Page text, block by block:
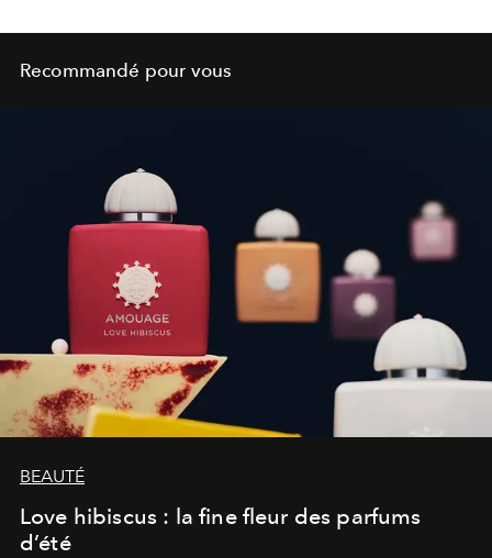
Recommandé pour vous
BEAUTÉ
Love hibiscus : la fine fleur des parfums
d’été